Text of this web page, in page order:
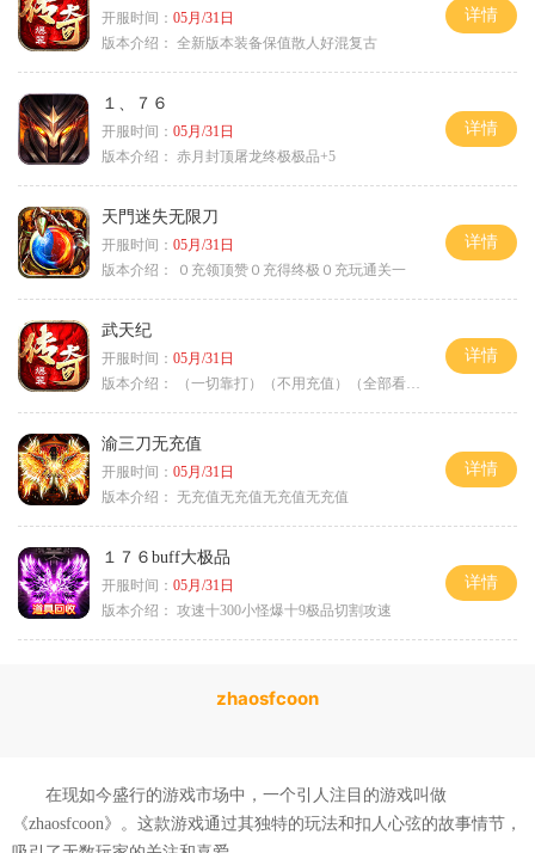
开服时间： 05月/31日
版本介绍： 全新版本装备保值散人好混复古
详情
１、７６
开服时间： 05月/31日
版本介绍： 赤月封顶屠龙终极极品+5
详情
天門迷失无限刀
开服时间： 05月/31日
版本介绍：
０充领顶赞０充得终极０充玩通关一
详情
武天纪
开服时间： 05月/31日
版本介绍：
（一切靠打）（不用充值）（全部看脸）
详情
渝三刀无充值
开服时间： 05月/31日
版本介绍： 无充值无充值无充值无充值
详情
１７６buff大极品
开服时间： 05月/31日
版本介绍： 攻速十300小怪爆十9极品切割攻速
详情
zhaosfcoon
在现如今盛行的游戏市场中，一个引人注目的游戏叫做
《zhaosfcoon》。这款游戏通过其独特的玩法和扣人心弦的故事情节，